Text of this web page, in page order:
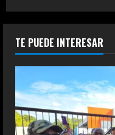
TE PUEDE INTERESAR